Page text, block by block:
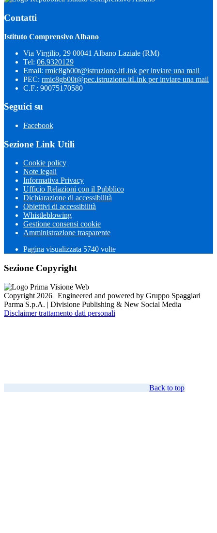
Contatti
Istituto Comprensivo Albano
Via Virgilio, 29 00041 Albano Laziale (RM)
Tel: 06.9320129
Email: rmic8gb00t@istruzione.itLink per inviare una mail
PEC: rmic8gb00t@pec.istruzione.itLink per inviare una mail
C.F.: 90075170580
Seguici su
Facebook
Sezione Link Utili
Cookie policy
Note legali
Informativa Privacy
Ufficio Relazioni con il Pubblico
Dichiarazione di accessibilità
Obiettivi di accessibilità
Whistleblowing
Gestione consensi cookie
Amministrazione trasparente
Pagina visualizzata 5740 volte
Sezione Copyright
Copyright 2026 | Engineered and powered by Gruppo Spaggiari
Parma S.p.A. | Divisione Publishing & New Social Media
Disclaimer trattamento dati personali
Back to top